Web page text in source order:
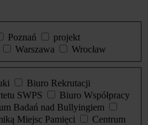
Poznań
projekt
Warszawa
Wrocław
Biuro Rekrutacji
SWPS
Biuro Współpracy
Badań nad Bullyingiem
Miejsc Pamięci
Centrum